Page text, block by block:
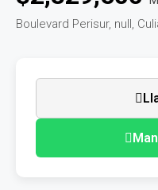
Boulevard Perisur, null,